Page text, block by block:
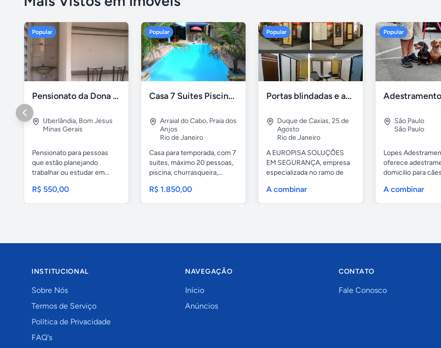
Popular
Pensionato da Dona Maria - Uberlândia/MG
Uberlândia, Bom Jesus
Minas Gerais
Pensionato para pessoas
que estão planejando
trabalhar ou estudar em...
R$ 550,00
Popular
Casa 7 Suites Piscina - Praia dos Anjos
Arraial do Cabo, Praia dos
Anjos
Rio de Janeiro
Casa para temporada, com 7
suites, máximo 20 pessoas,
piscina, churrasqueira,...
R$ 1.850,00
Popular
Portas blindadas e anti-arrombamento Europisa
Duque de Caxias,25 de
Agosto
Rio de Janeiro
A EUROPISA SOLUÇÕES
EM SEGURANÇA, empresa
especializada no ramo de
A combinar
Popular
São Paulo
São Paulo
Lopes
oferece
domicilio para
A combinar
INSTITUCIONAL
Sobre Nós
Termos de Serviço
Política de Privacidade
FAQ's
NAVEGAÇÃO
Início
Anúncios
CONTATO
Fale Conosco